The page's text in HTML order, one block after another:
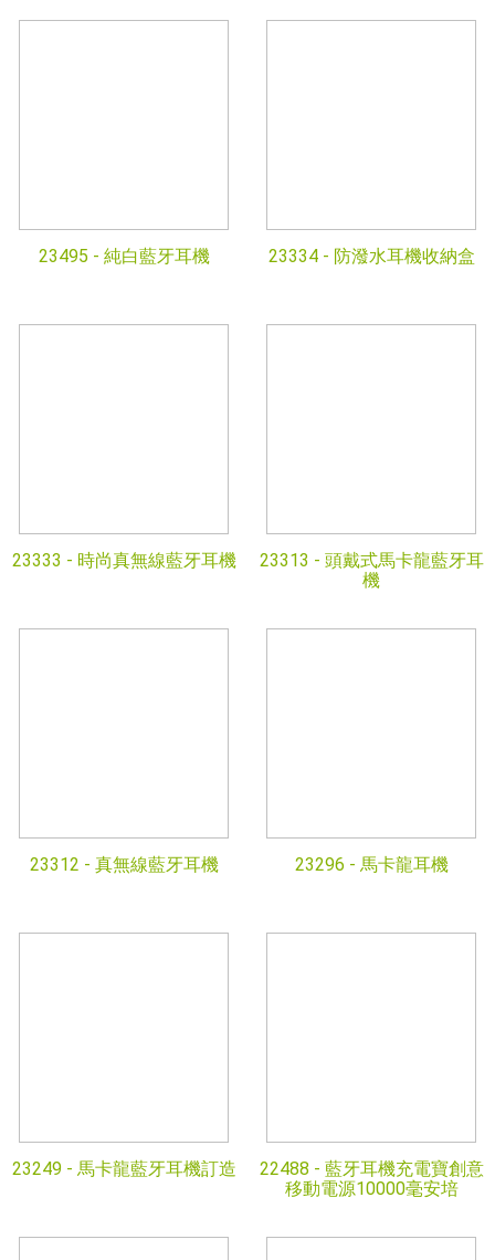
23495 - 純白藍牙耳機 23334 - 防潑水耳機收納盒
23333 - 時尚真無線藍牙耳機 23313 - 頭戴式馬卡龍藍牙耳
機
23312 - 真無線藍牙耳機 23296 - 馬卡龍耳機
23249 - 馬卡龍藍牙耳機訂造 22488 - 藍牙耳機充電寶創意
移動電源10000毫安培